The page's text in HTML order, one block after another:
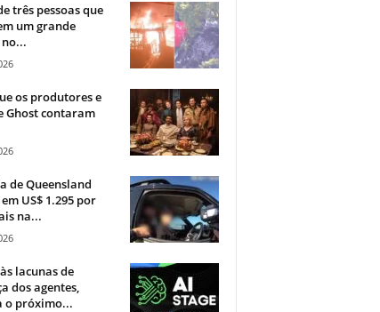
três pessoas que
um grande
os produtores e
Ghost contaram
de Queensland
US$ 1.295 por
na...
lacunas de
dos agentes,
o próximo...